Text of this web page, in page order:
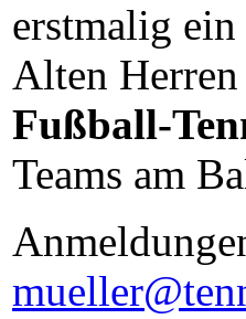
erstmalig
Alten
Fußball-
Teams am